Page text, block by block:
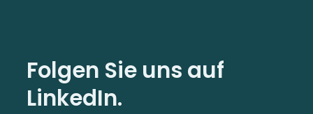
Folgen Sie uns auf
LinkedIn.